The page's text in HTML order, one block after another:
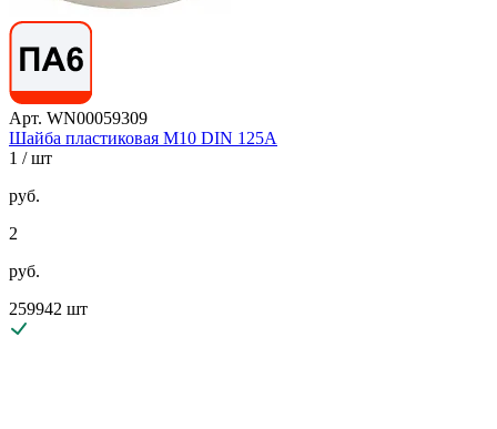
Арт. WN00059309
Шайба пластиковая М10 DIN 125A
1 / шт
руб.
2
руб.
259942 шт